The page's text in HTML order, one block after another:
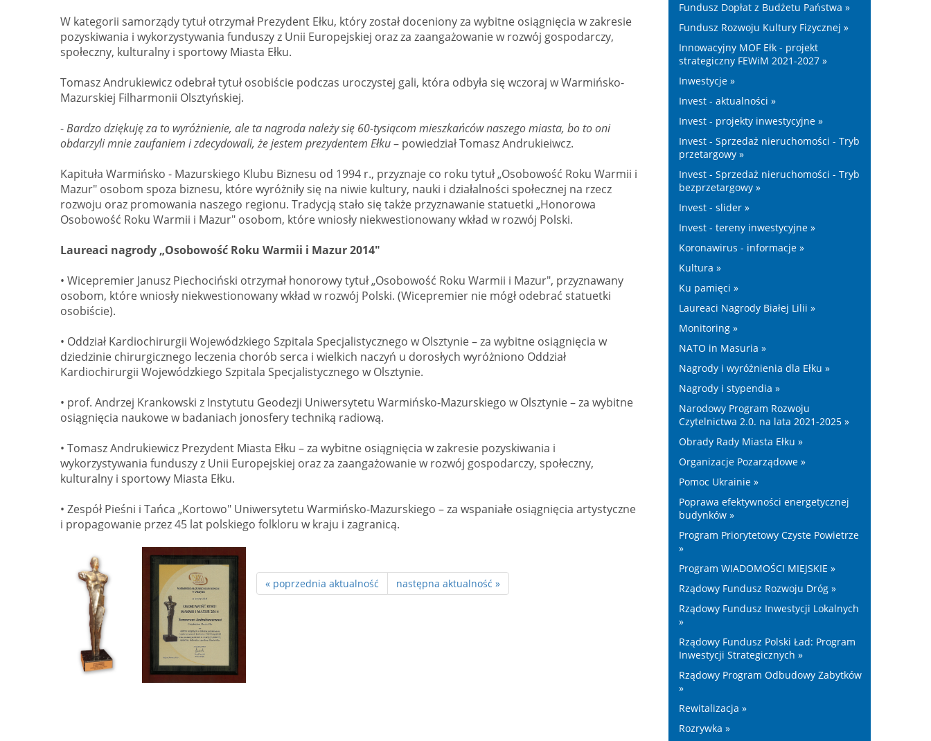
W kategorii samorządy tytuł otrzymał Prezydent Ełku, który został doceniony za wybitne osiągnięcia w zakresie
pozyskiwania i wykorzystywania funduszy z Unii Europejskiej oraz za zaangażowanie w rozwój gospodarczy,
społeczny, kulturalny i sportowy Miasta Ełku.
Tomasz Andrukiewicz odebrał tytuł osobiście podczas uroczystej gali, która odbyła się wczoraj w Warmińsko-
Mazurskiej Filharmonii Olsztyńskiej.
-Bardzo dziękuję za to wyróżnienie, ale ta nagroda należy się 60-tysiącom mieszkańców naszego miasta, bo to oni
obdarzyli mnie zaufaniem i zdecydowali, że jestem prezydentem Ełku– powiedział Tomasz Andrukieiwcz.
Kapituła Warmińsko - Mazurskiego Klubu Biznesu od 1994 r., przyznaje co roku tytuł „Osobowość Roku Warmii i
Mazur" osobom spoza biznesu, które wyróżniły się na niwie kultury, nauki i działalności społecznej na rzecz
rozwoju oraz promowania naszego regionu. Tradycją stało się także przyznawanie statuetki „Honorowa
Osobowość Roku Warmii i Mazur" osobom, które wniosły niekwestionowany wkład w rozwój Polski.
Laureaci nagrody „Osobowość Roku Warmii i Mazur 2014"
• Wicepremier Janusz Piechociński otrzymał honorowy tytuł „Osobowość Roku Warmii i Mazur", przyznawany
osobom, które wniosły niekwestionowany wkład w rozwój Polski. (Wicepremier nie mógł odebrać statuetki
osobiście).
• Oddział Kardiochirurgii Wojewódzkiego Szpitala Specjalistycznego w Olsztynie – za wybitne osiągnięcia w
dziedzinie chirurgicznego leczenia chorób serca i wielkich naczyń u dorosłych wyróżniono Oddział
Kardiochirurgii Wojewódzkiego Szpitala Specjalistycznego w Olsztynie.
• prof. Andrzej Krankowski z Instytutu Geodezji Uniwersytetu Warmińsko-Mazurskiego w Olsztynie – za wybitne
osiągnięcia naukowe w badaniach jonosfery techniką radiową.
• Tomasz Andrukiewicz Prezydent Miasta Ełku – za wybitne osiągnięcia w zakresie pozyskiwania i
wykorzystywania funduszy z Unii Europejskiej oraz za zaangażowanie w rozwój gospodarczy, społeczny,
kulturalny i sportowy Miasta Ełku.
• Zespół Pieśni i Tańca „Kortowo" Uniwersytetu Warmińsko-Mazurskiego – za wspaniałe osiągnięcia artystyczne
i propagowanie przez 45 lat polskiego folkloru w kraju i zagranicą.
« poprzednia aktualność następna aktualność »
Fundusz Dopłat z Budżetu Państwa »
Fundusz Rozwoju Kultury Fizycznej »
Innowacyjny MOF Ełk - projekt
strategiczny FEWiM 2021-2027 »
Inwestycje »
Invest - aktualności »
Invest - projekty inwestycyjne »
Invest - Sprzedaż nieruchomości - Tryb
przetargowy »
Invest - Sprzedaż nieruchomości - Tryb
bezprzetargowy »
Invest - slider »
Invest - tereny inwestycyjne »
Koronawirus - informacje »
Kultura »
Ku pamięci »
Laureaci Nagrody Białej Lilii »
Monitoring »
NATO in Masuria »
Nagrody i wyróżnienia dla Ełku »
Nagrody i stypendia »
Narodowy Program Rozwoju
Czytelnictwa 2.0. na lata 2021-2025 »
Obrady Rady Miasta Ełku »
Organizacje Pozarządowe »
Pomoc Ukrainie »
Poprawa efektywności energetycznej
budynków »
Program Priorytetowy Czyste Powietrze
»
Program WIADOMOŚCI MIEJSKIE »
Rządowy Fundusz Rozwoju Dróg »
Rządowy Fundusz Inwestycji Lokalnych
»
Rządowy Fundusz Polski Ład: Program
Inwestycji Strategicznych »
Rządowy Program Odbudowy Zabytków
»
Rewitalizacja »
Rozrywka »